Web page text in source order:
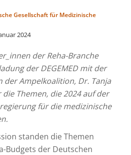
Gesellschaft für Medizinische
2024
der Reha-Branche
der DEGEMED mit der
der Ampelkoalition, Dr. Tanja
Themen, die 2024 auf der
für die medizinische
standen die Themen
Budgets der Deutschen